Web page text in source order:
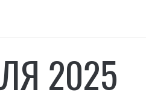
2025